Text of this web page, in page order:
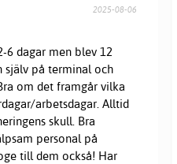
2025-08-06
6 dagar men blev 12
själv på terminal och
om det framgår vilka
arbetsdagar. Alltid
skull. Bra
personal på
till dem också! Har